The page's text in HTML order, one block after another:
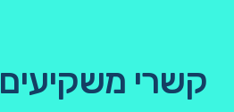
קשרי משקיעים